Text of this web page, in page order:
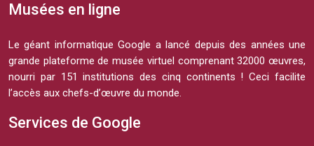
Musées en ligne
Le géant informatique Google a lancé depuis des années une
grande plateforme de musée virtuel comprenant 32000 œuvres,
nourri par 151 institutions des cinq continents ! Ceci facilite
l’accès aux chefs-d’œuvre du monde.
Services de Google